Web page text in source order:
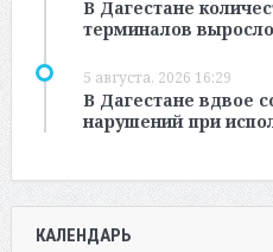
В Дагестане
терминалов
5 августа, 2026 16:29
В Дагестане вдвое
нарушений при
КАЛЕНДАРЬ